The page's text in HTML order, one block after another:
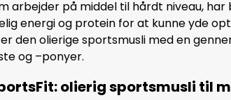
arbejder på middel til hårdt niveau,
energi og protein for at kunne yde
den olierige sportsmusli med en
og –ponyer.
olierig sportsmusli til